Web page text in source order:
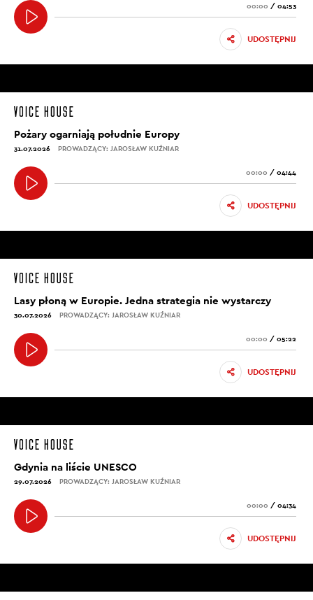
00:00 / 04:53
UDOSTĘPNIJ
Pożary ogarniają południe Europy
31.07.2026 PROWADZĄCY: JAROSŁAW KUŹNIAR
00:00 / 04:44
UDOSTĘPNIJ
Lasy płoną w Europie. Jedna strategia nie wystarczy
30.07.2026 PROWADZĄCY: JAROSŁAW KUŹNIAR
00:00 / 05:22
UDOSTĘPNIJ
Gdynia na liście UNESCO
29.07.2026 PROWADZĄCY: JAROSŁAW KUŹNIAR
00:00 / 04:34
UDOSTĘPNIJ